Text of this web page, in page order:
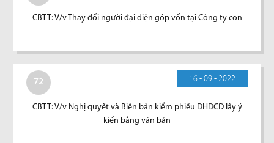
CBTT: V/v Thay đổi người đại diện góp vốn tại Công ty con
72 16 - 09 - 2022
CBTT: V/v Nghị quyết và Biên bản kiểm phiếu ĐHĐCĐ lấy ý
kiến bằng văn bản